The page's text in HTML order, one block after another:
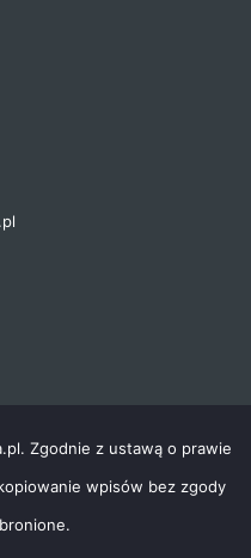
Zgodnie z ustawą o prawie
wpisów bez zgody